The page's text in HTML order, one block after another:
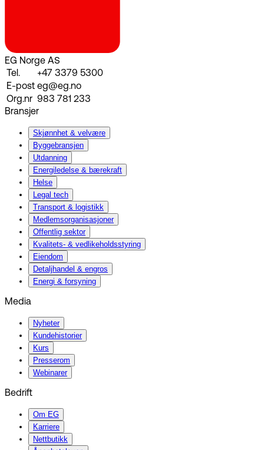
EG Norge AS
Tel.
+47 3379 5300
E-post eg@eg.no
Org.nr 983 781 233
Bransjer
Skjønnhet & velvære
Byggebransjen
Utdanning
Energiledelse & bærekraft
Helse
Legal tech
Transport & logistikk
Medlemsorganisasjoner
Offentlig sektor
Kvalitets- & vedlikeholdsstyring
Eiendom
Detaljhandel & engros
Energi & forsyning
Media
Nyheter
Kundehistorier
Kurs
Presserom
Webinarer
Bedrift
Om EG
Karriere
Nettbutikk